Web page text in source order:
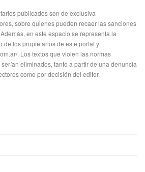
publicados son de exclusiva
sobre quienes pueden recaer las sanciones
en este espacio se representa la
de los propietarios de este portal y
. Los textos que violen las normas
eliminados, tanto a partir de una denuncia
como por decisión del editor.